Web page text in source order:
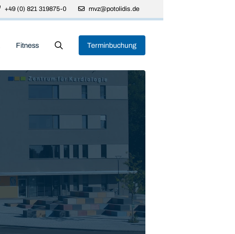
+49 (0) 821 319875-0 mvz@potolidis.de
Fitness Terminbuchung